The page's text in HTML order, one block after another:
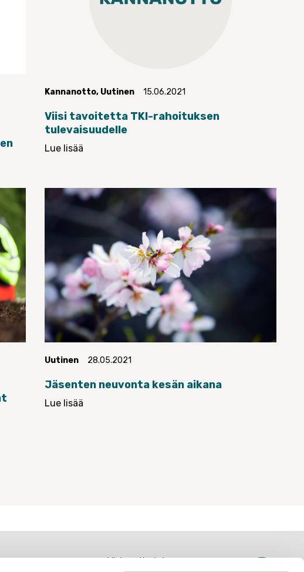
Kannanotto, Uutinen 15.06.2021
Viisi tavoitetta TKI-rahoituksen
tulevaisuudelle
Lue lisää
Uutinen 28.05.2021
Jäsenten neuvonta kesän aikana
Lue lisää
Yhteystiedot